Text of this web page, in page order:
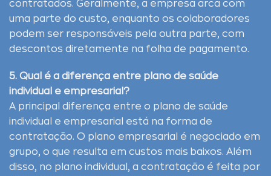
contratados. Geralmente, a empresa arca com
uma parte do custo, enquanto os colaboradores
podem ser responsáveis pela outra parte, com
descontos diretamente na folha de pagamento.
5. Qual é a diferença entre plano de saúde
individual e empresarial?
A principal diferença entre o plano de saúde
individual e empresarial está na forma de
contratação. O plano empresarial é negociado em
grupo, o que resulta em custos mais baixos. Além
disso, no plano individual, a contratação é feita por